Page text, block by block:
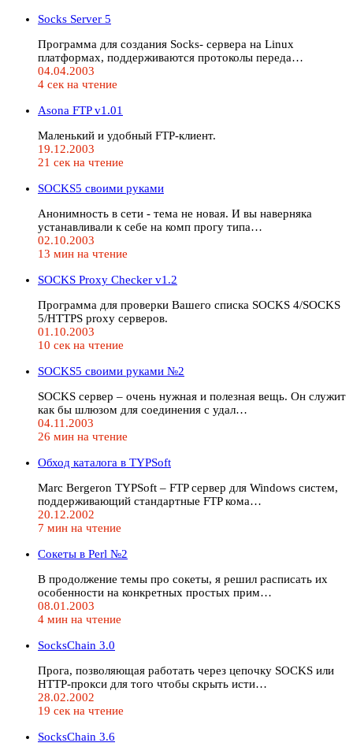
Socks Server 5
Программа для создания Socks- сервера на Linux
платформах, поддерживаются протоколы переда…
04.04.2003
4 сек на чтение
Asona FTP v1.01
Маленький и удобный FTP-клиент.
19.12.2003
21 сек на чтение
SOCKS5 своими руками
Анонимность в сети - тема не новая. И вы наверняка
устанавливали к себе на комп прогу типа…
02.10.2003
13 мин на чтение
SOCKS Proxy Checker v1.2
Программа для проверки Вашего списка SOCKS 4/SOCKS
5/HTTPS proxy серверов.
01.10.2003
10 сек на чтение
SOCKS5 своими руками №2
SOCKS сервер – очень нужная и полезная вещь. Он служит
как бы шлюзом для соединения с удал…
04.11.2003
26 мин на чтение
Обход каталога в TYPSoft
Marc Bergeron TYPSoft – FTP сервер для Windows систем,
поддерживающий стандартные FTP кома…
20.12.2002
7 мин на чтение
Сокеты в Perl №2
В продолжение темы про сокеты, я решил расписать их
особенности на конкретных простых прим…
08.01.2003
4 мин на чтение
SocksChain 3.0
Прога, позволяющая работать через цепочку SOCKS или
HTTP-прокси для того чтобы скрыть исти…
28.02.2002
19 сек на чтение
SocksChain 3.6